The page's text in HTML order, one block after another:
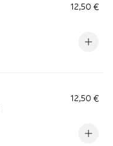
12,50 €
12,50 €